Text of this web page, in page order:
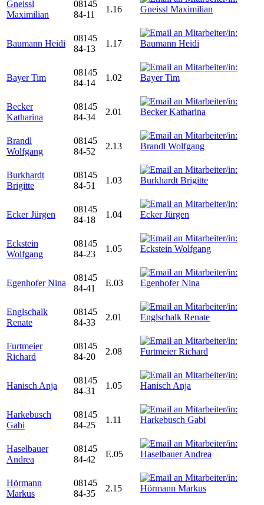
Gneissl
Maximilian
08145
84-11
1.16
Baumann Heidi
08145
84-13
1.17
Bayer Tim
08145
84-14
1.02
Becker
Katharina
08145
84-34
2.01
Brandl
Wolfgang
08145
84-52
2.13
Burkhardt
Brigitte
08145
84-51
1.03
Ecker Jürgen
08145
84-18
1.04
Eckstein
Wolfgang
08145
84-23
1.05
Egenhofer Nina
08145
84-41
E.03
Englschalk
Renate
08145
84-33
2.01
Furtmeier
Richard
08145
84-20
2.08
Hanisch Anja
08145
84-31
1.05
Harkebusch
Gabi
08145
84-25
1.11
Haselbauer
Andrea
08145
84-42
E.05
Hörmann
Markus
08145
84-35
2.15